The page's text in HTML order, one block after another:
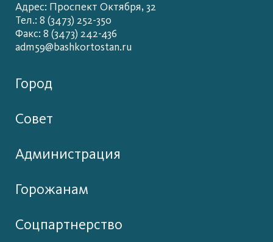
Адрес: Проспект Октября, 32
Тел.: 8 (3473) 252-350
Факс: 8 (3473) 242-436
adm59@bashkortostan.ru
Город
Совет
Администрация
Горожанам
Соцпартнерство